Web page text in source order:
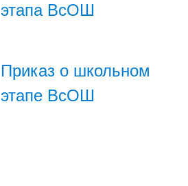
этапа ВсОШ
Приказ о школьном
этапе ВсОШ